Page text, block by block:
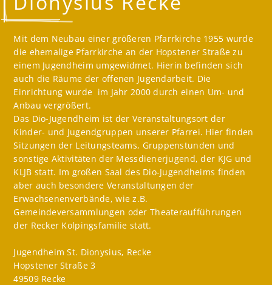
Mit dem Neubau einer größeren Pfarrkirche 1955 wurde
die ehemalige Pfarrkirche an der Hopstener Straße zu
einem Jugendheim umgewidmet. Hierin befinden sich
auch die Räume der offenen Jugendarbeit. Die
Einrichtung wurde im Jahr 2000 durch einen Um- und
Anbau vergrößert.
Das Dio-Jugendheim ist der Veranstaltungsort der
Kinder- und Jugendgruppen unserer Pfarrei. Hier finden
Sitzungen der Leitungsteams, Gruppenstunden und
sonstige Aktivitäten der Messdienerjugend, der KJG und
KLJB statt. Im großen Saal des Dio-Jugendheims finden
aber auch besondere Veranstaltungen der
Erwachsenenverbände, wie z.B.
Gemeindeversammlungen oder Theateraufführungen
der Recker Kolpingsfamilie statt.
Jugendheim St. Dionysius, Recke
Hopstener Straße 3
49509 Recke